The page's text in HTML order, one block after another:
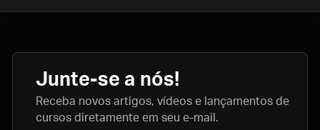
Junte-se a nós!
Receba novos artigos, vídeos e lançamentos de
cursos diretamente em seu e-mail.